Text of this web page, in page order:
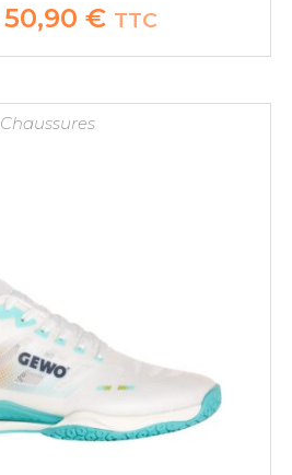
Le
prix
était :
50,90 €Le
prix
est :
TTC
Chaussures